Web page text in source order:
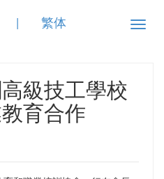
Toggle
繁体
級技工學校
育合作